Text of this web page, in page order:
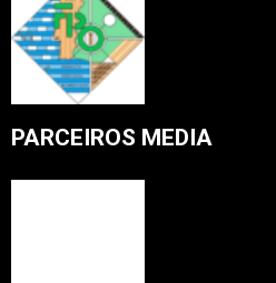
PARCEIROS MEDIA